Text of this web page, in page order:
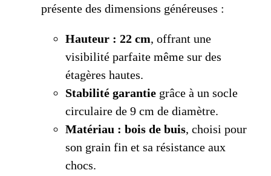
présente des dimensions généreuses :
Hauteur : 22 cm, offrant une
visibilité parfaite même sur des
étagères hautes.
Stabilité garantie grâce à un socle
circulaire de 9 cm de diamètre.
Matériau : bois de buis, choisi pour
son grain fin et sa résistance aux
chocs.